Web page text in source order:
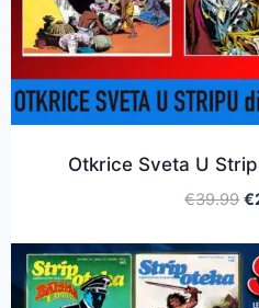
Otkrice Sveta U
€39.99 €